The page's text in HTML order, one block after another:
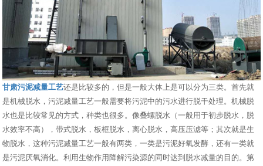
甘肃污泥减量工艺还是比较多的，但是一般大体上是可以分为三类。首先就
是机械脱水，污泥减量工艺一般需要将污泥中的污水进行脱干处理。机械脱
水也是比较常见的方式，种类也很多。像叠螺脱水（一般用于初步脱水，脱
水效率不高），带式脱水，板框脱水，离心脱水，高压压滤等；其次就是生
物脱水，这种污泥减量工艺一般有两类，一类是污泥好氧发酵，还有一类就
是污泥厌氧消化。利用生物作用降解污染源的同时达到脱水减量的目的。第